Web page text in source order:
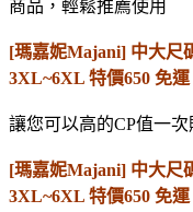
商品，輕鬆推薦使用
[瑪嘉妮Majani] 中大尺
3XL~6XL 特價650 免運
讓您可以高的CP值一次
[瑪嘉妮Majani] 中大尺
3XL~6XL 特價650 免運